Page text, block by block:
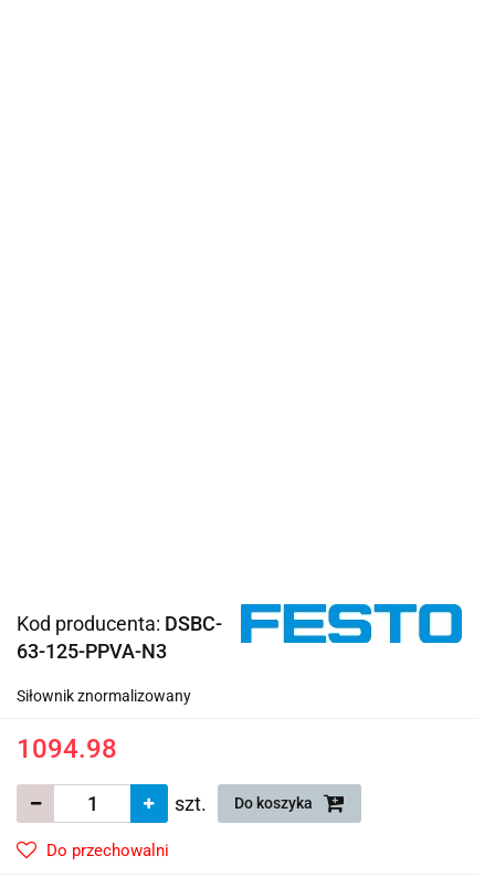
Kod producenta: DSBC-
63-125-PPVA-N3
Siłownik znormalizowany
1094.98
szt. Do koszyka
Do przechowalni